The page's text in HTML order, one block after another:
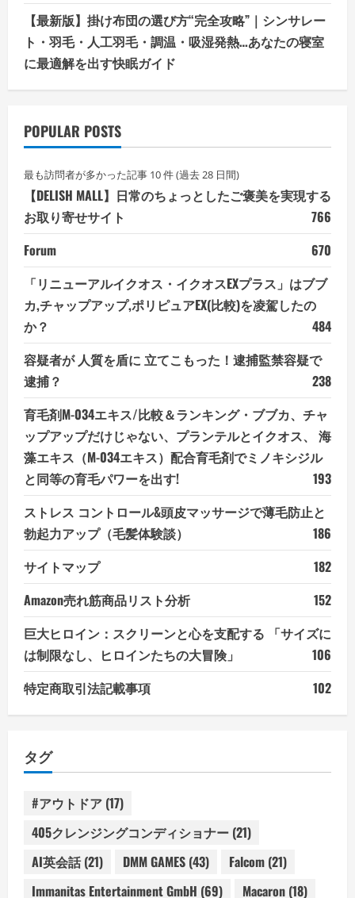
【最新版】掛け布団の選び方“完全攻略”｜シンサレー
ト・羽毛・人工羽毛・調温・吸湿発熱…あなたの寝室
に最適解を出す快眠ガイド
POPULAR POSTS
最も訪問者が多かった記事 10 件 (過去 28 日間)
【DELISH MALL】日常のちょっとしたご褒美を実現する
お取り寄せサイト
766
Forum
670
「リニューアルイクオス・イクオスEXプラス」はブブ
カ,チャップアップ,ポリピュアEX(比較)を凌駕したの
か？
484
容疑者が 人質を盾に 立てこもった！逮捕監禁容疑で
逮捕？
238
育毛剤M-034エキス/比較＆ランキング・ブブカ、チャ
ップアップだけじゃない、プランテルとイクオス、 海
藻エキス（M-034エキス）配合育毛剤でミノキシジル
と同等の育毛パワーを出す!
193
ストレス コントロール&頭皮マッサージで薄毛防止と
勃起力アップ（毛髪体験談）
186
サイトマップ
182
Amazon売れ筋商品リスト分析
152
巨大ヒロイン：スクリーンと心を支配する 「サイズに
は制限なし、ヒロインたちの大冒険」
106
特定商取引法記載事項
102
タグ
#アウトドア (17)
405クレンジングコンディショナー (21)
AI英会話(21) DMM GAMES (43) Falcom (21)
Immanitas Entertainment GmbH (69) Macaron (18)